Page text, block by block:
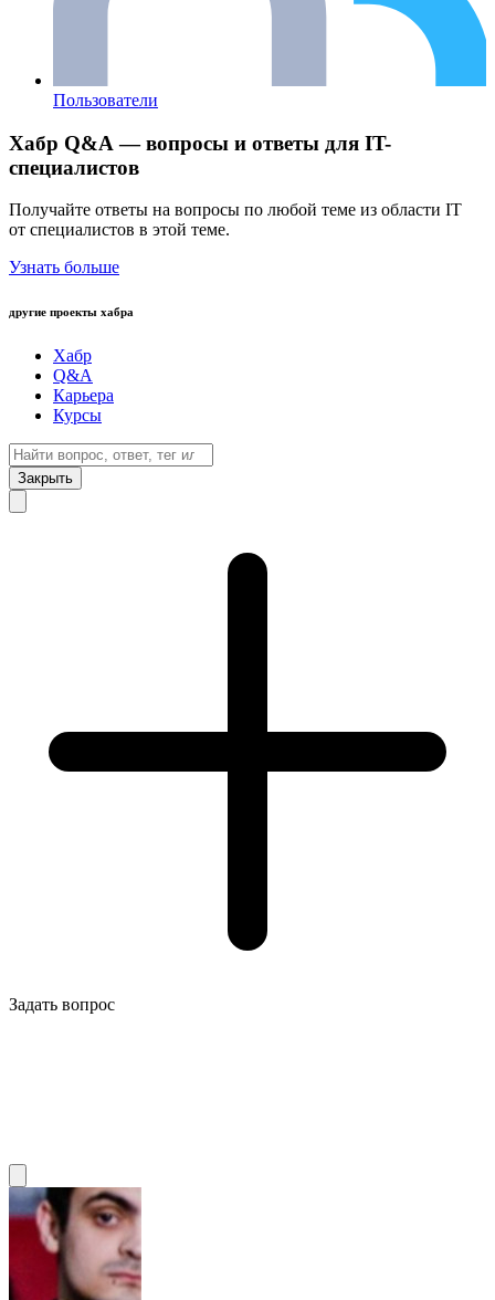
Пользователи
Хабр Q&A — вопросы и ответы для IT-
специалистов
Получайте ответы на вопросы по любой теме из области IT
от специалистов в этой теме.
Узнать больше
другие проекты хабра
Хабр
Q&A
Карьера
Курсы
Закрыть
Задать вопрос